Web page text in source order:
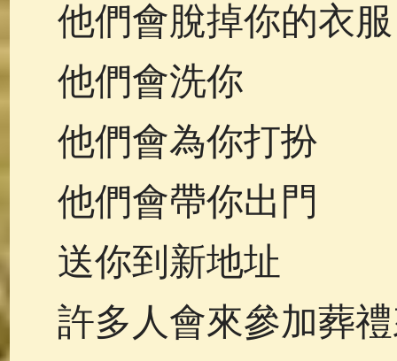
他們會脫掉你的衣服
他們會洗你
他們會為你打扮
他們會帶你出門
送你到新地址
許多人會來參加葬